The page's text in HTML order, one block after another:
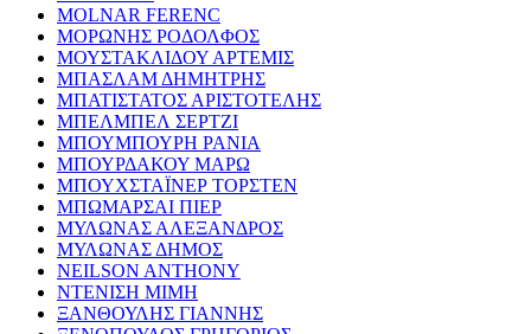
MOLNAR FERENC
ΜΟΡΩΝΗΣ ΡΟΔΟΛΦΟΣ
ΜΟΥΣΤΑΚΛΙΔΟΥ ΑΡΤΕΜΙΣ
ΜΠΑΣΛΑΜ ΔΗΜΗΤΡΗΣ
ΜΠΑΤΙΣΤΑΤΟΣ ΑΡΙΣΤΟΤΕΛΗΣ
ΜΠΕΛΜΠΕΛ ΣΕΡΤΖΙ
ΜΠΟΥΜΠΟΥΡΗ ΡΑΝΙΑ
ΜΠΟΥΡΔΑΚΟΥ ΜΑΡΩ
ΜΠΟΥΧΣΤΑΪΝΕΡ ΤΟΡΣΤΕΝ
ΜΠΩΜΑΡΣΑΙ ΠΙΕΡ
ΜΥΛΩΝΑΣ ΑΛΕΞΑΝΔΡΟΣ
ΜΥΛΩΝΑΣ ΔΗΜΟΣ
NEILSON ANTHONY
ΝΤΕΝΙΣΗ ΜΙΜΗ
ΞΑΝΘΟΥΛΗΣ ΓΙΑΝΝΗΣ